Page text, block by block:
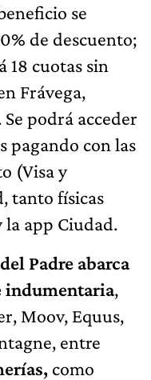
se
de descuento;
18 cuotas sin
Frávega,
podrá acceder
pagando con las
(Visa y
tanto físicas
la app Ciudad.
Padre abarca
indumentaria,
Moov, Equus,
entre
como